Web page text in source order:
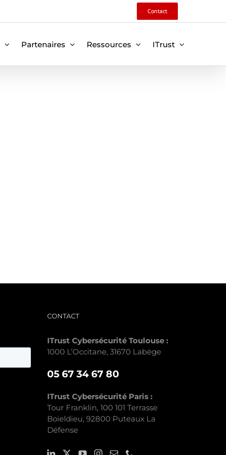
Contact
Partenaires Ressources ITrust
CONTACT
ITrust Cybersécurité Toulouse :
1000 L’Occitane, 31670 Labège
05 67 34 67 80
ITrust Cybersécurité Paris :
Tour Franklin, 100 101 Terrasse
Boieldieu, 92800 Puteaux La
Défense